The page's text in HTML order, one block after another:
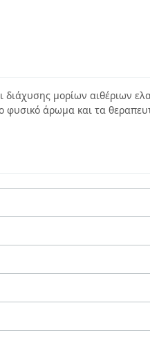
μορίων αιθέριων
φυσικό άρωμα και τα